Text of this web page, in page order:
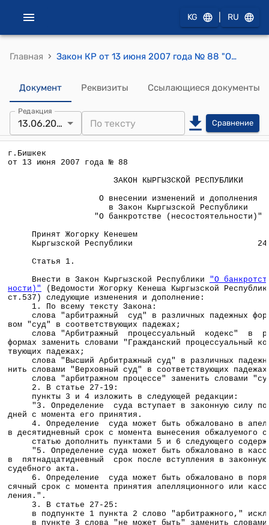
KG RU
Главная › Закон КР от 13 июня 2007 года № 88 "О внесении изменений и дополнения в Закон Кыргызской Республики "О банкротстве (несостоятельности)"
Документ Реквизиты Ссылающиеся документы
Редакция
13.06.2007 Сравнение